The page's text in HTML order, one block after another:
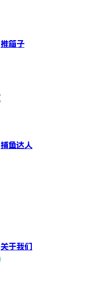
推箱子
捕鱼达人
关于我们